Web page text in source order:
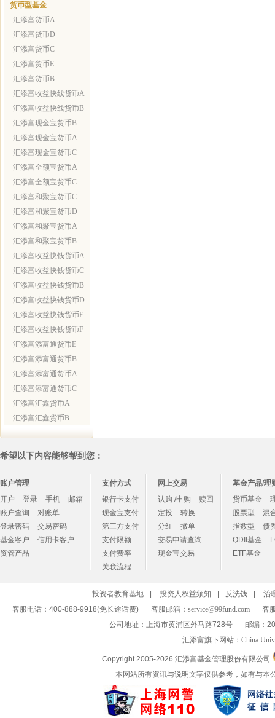
货币型基金
汇添富货币A
汇添富货币D
汇添富货币C
汇添富货币E
汇添富货币B
汇添富收益快线货币A
汇添富收益快线货币B
汇添富现金宝货币B
汇添富现金宝货币A
汇添富现金宝货币C
汇添富全额宝货币A
汇添富全额宝货币C
汇添富和聚宝货币C
汇添富和聚宝货币D
汇添富和聚宝货币A
汇添富和聚宝货币B
汇添富收益快钱货币A
汇添富收益快钱货币C
汇添富收益快钱货币B
汇添富收益快钱货币D
汇添富收益快钱货币E
汇添富收益快钱货币F
汇添富添富通货币E
汇添富添富通货币B
汇添富添富通货币A
汇添富添富通货币C
汇添富汇鑫货币A
汇添富汇鑫货币B
希望以下内容能够帮到您：
账户管理
开户
登录 手机
邮箱
账户查询
对账单
登录密码
交易密码
基金客户
信用卡客户
资管产品
支付方式
银行卡支付
现金宝支付
第三方支付
支付限额
支付费率
关联流程
网上交易
认购 /申购
赎回
定投
转换
分红
撤单
交易申请查询
现金宝交易
基金产品/理
货币基金
股票型
混
指数型
债
QDII基金
ETF基金
投资者教育基地 投资人权益须知 反洗钱
治
客服电话：400-888-9918(免长途话费)
客服邮箱： service@99fund.com
客
公司地址：上海市黄浦区外马路728号
邮编：
汇添富旗下网站： China
Copyright 2005-2026 汇添富基金管理股份有限公司
本网站所有资讯与说明文字仅供参考，如有与本